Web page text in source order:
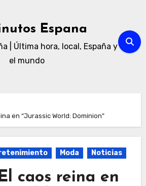
Espana
| Última hora, local, España y
el mundo
en “Jurassic World: Dominion”
Moda Noticias
caos reina en